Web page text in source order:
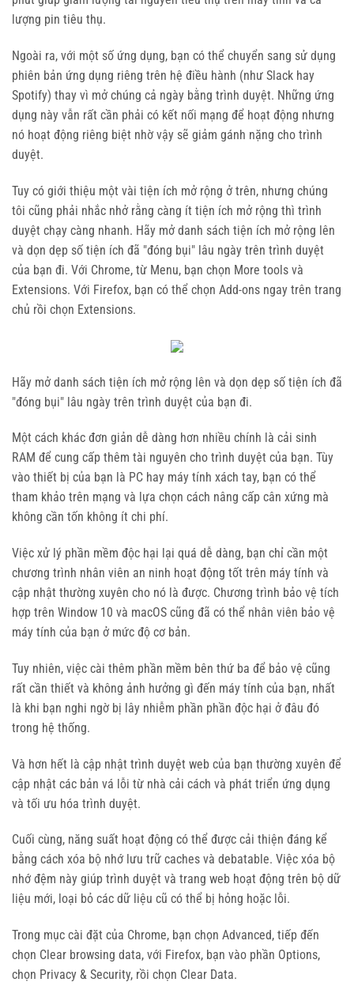
lượng pin tiêu thụ.
Ngoài ra, với một số ứng dụng, bạn có thể chuyển sang sử dụng
phiên bản ứng dụng riêng trên hệ điều hành (như Slack hay
Spotify) thay vì mở chúng cả ngày bằng trình duyệt. Những ứng
dụng này vẫn rất cần phải có kết nối mạng để hoạt động nhưng
nó hoạt động riêng biệt nhờ vậy sẽ giảm gánh nặng cho trình
duyệt.
Tuy có giới thiệu một vài tiện ích mở rộng ở trên, nhưng chúng
tôi cũng phải nhắc nhở rằng càng ít tiện ích mở rộng thì trình
duyệt chạy càng nhanh. Hãy mở danh sách tiện ích mở rộng lên
và dọn dẹp số tiện ích đã "đóng bụi" lâu ngày trên trình duyệt
của bạn đi. Với Chrome, từ Menu, bạn chọn More tools và
Extensions. Với Firefox, bạn có thể chọn Add-ons ngay trên trang
chủ rồi chọn Extensions.
Hãy mở danh sách tiện ích mở rộng lên và dọn dẹp số tiện ích đã
"đóng bụi" lâu ngày trên trình duyệt của bạn đi.
Một cách khác đơn giản dễ dàng hơn nhiều chính là cải sinh
RAM để cung cấp thêm tài nguyên cho trình duyệt của bạn. Tùy
vào thiết bị của bạn là PC hay máy tính xách tay, bạn có thể
tham khảo trên mạng và lựa chọn cách nâng cấp cân xứng mà
không cần tốn không ít chi phí.
Việc xử lý phần mềm độc hại lại quá dễ dàng, bạn chỉ cần một
chương trình nhân viên an ninh hoạt động tốt trên máy tính và
cập nhật thường xuyên cho nó là được. Chương trình bảo vệ tích
hợp trên Window 10 và macOS cũng đã có thể nhân viên bảo vệ
máy tính của bạn ở mức độ cơ bản.
Tuy nhiên, việc cài thêm phần mềm bên thứ ba để bảo vệ cũng
rất cần thiết và không ảnh hưởng gì đến máy tính của bạn, nhất
là khi bạn nghi ngờ bị lây nhiễm phần phần độc hại ở đâu đó
trong hệ thống.
Và hơn hết là cập nhật trình duyệt web của bạn thường xuyên để
cập nhật các bản vá lỗi từ nhà cải cách và phát triển ứng dụng
và tối ưu hóa trình duyệt.
Cuối cùng, năng suất hoạt động có thể được cải thiện đáng kể
bằng cách xóa bộ nhớ lưu trữ caches và debatable. Việc xóa bộ
nhớ đệm này giúp trình duyệt và trang web hoạt động trên bộ dữ
liệu mới, loại bỏ các dữ liệu cũ có thể bị hỏng hoặc lỗi.
Trong mục cài đặt của Chrome, bạn chọn Advanced, tiếp đến
chọn Clear browsing data, với Firefox, bạn vào phần Options,
chọn Privacy & Security, rồi chọn Clear Data.